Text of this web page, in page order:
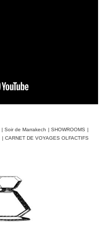
| Soir de Marrakech | SHOWROOMS |
| CARNET DE VOYAGES OLFACTIFS